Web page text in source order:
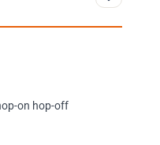
on hop-off